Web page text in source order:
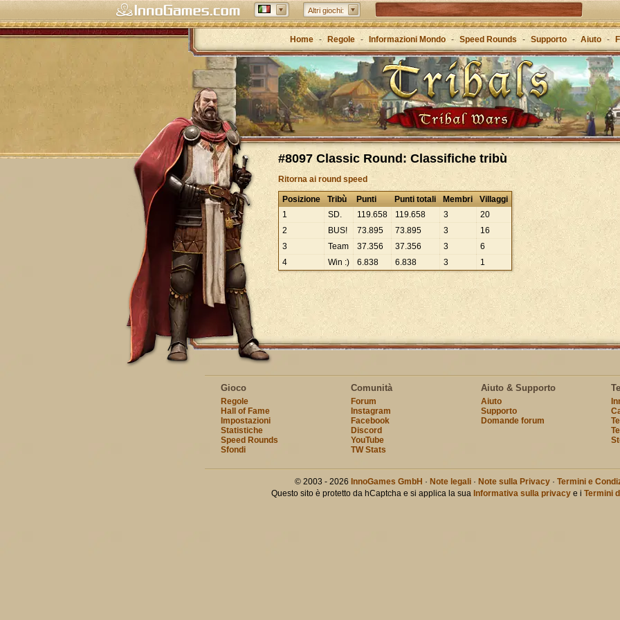
Altri giochi: Tribal Wars 2 – il sequel del classico
Forge of Empires – Attraverso le ere con la strategia
Grepolis – Crea il tuo regno nell’antica Grecia
Home - Regole - Informazioni Mondo - Speed Rounds - Supporto - Aiuto -
#8097 Classic Round: Classifiche tribù
Ritorna ai round speed
Posizione Tribù Punti Punti totali Membri
Villaggi
1
SD. 119.658 119.658 3
20
2
BUS! 73.895 73.895 3
16
3
Team 37.356 37.356 3
6
4
Win :) 6.838 6.838 3 1
Gioco
Regole
Hall of Fame
Impostazioni
Statistiche
Speed Rounds
Sfondi
Comunità
Forum
Instagram
Facebook
Discord
YouTube
TW Stats
Aiuto & Supporto
Aiuto
Supporto
Domande forum
© 2003 - 2026 InnoGames GmbH · Note legali· Note sulla Privacy· Termini e
Questo sito è protetto da hCaptcha e si applica la sua Informativa sulla privacye i Termini